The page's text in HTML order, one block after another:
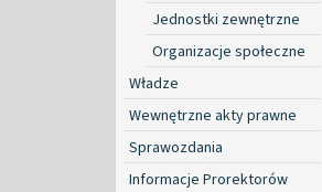
Jednostki zewnętrzne
Organizacje społeczne
Władze
Wewnętrzne akty prawne
Sprawozdania
Informacje Prorektorów